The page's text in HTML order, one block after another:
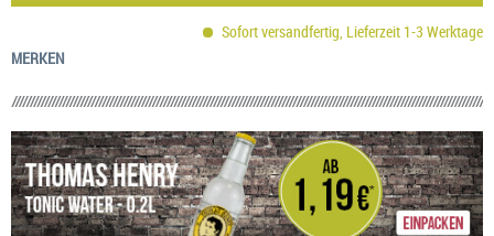
Sofort versandfertig, Lieferzeit 1-3 Werktage
MERKEN